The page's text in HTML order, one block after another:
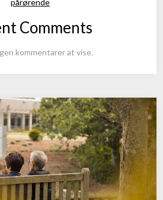
pårørende
Comments
kommentarer at vise.